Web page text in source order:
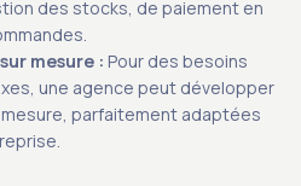
des stocks, de paiement en
mesure : Pour des besoins
une agence peut développer
parfaitement adaptées